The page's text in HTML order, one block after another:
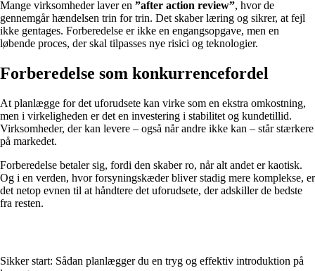
Mange virksomheder laver en ”after action review”, hvor de
gennemgår hændelsen trin for trin. Det skaber læring og sikrer, at fejl
ikke gentages. Forberedelse er ikke en engangsopgave, men en
løbende proces, der skal tilpasses nye risici og teknologier.
Forberedelse som konkurrencefordel
At planlægge for det uforudsete kan virke som en ekstra omkostning,
men i virkeligheden er det en investering i stabilitet og kundetillid.
Virksomheder, der kan levere – også når andre ikke kan – står stærkere
på markedet.
Forberedelse betaler sig, fordi den skaber ro, når alt andet er kaotisk.
Og i en verden, hvor forsyningskæder bliver stadig mere komplekse, er
det netop evnen til at håndtere det uforudsete, der adskiller de bedste
fra resten.
Sikker start: Sådan planlægger du en tryg og effektiv introduktion på